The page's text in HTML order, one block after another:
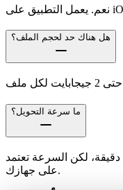
هل هناك حد لحجم الملف؟
ما سرعة التحويل؟
لكن السرعة تعتمد
على جهازك.